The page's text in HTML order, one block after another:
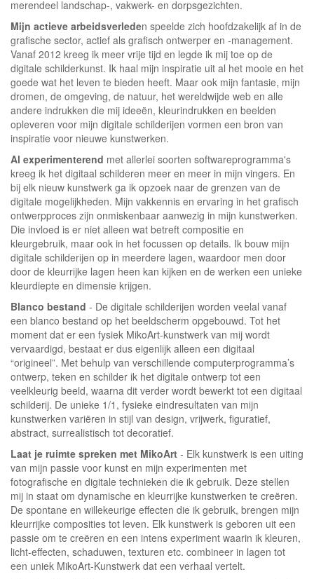
merendeel landschap-, vakwerk- en dorpsgezichten.
Mijn actieve arbeidsverleden speelde zich hoofdzakelijk af in de
grafische sector, actief als grafisch ontwerper en -management.
Vanaf 2012 kreeg ik meer vrije tijd en legde ik mij toe op de
digitale schilderkunst. Ik haal mijn inspiratie uit al het mooie en het
goede wat het leven te bieden heeft. Maar ook mijn fantasie, mijn
dromen, de omgeving, de natuur, het wereldwijde web en alle
andere indrukken die mij ideeën, kleurindrukken en beelden
opleveren voor mijn digitale schilderijen vormen een bron van
inspiratie voor nieuwe kunstwerken.
Al experimenterend met allerlei soorten softwareprogramma's
kreeg ik het digitaal schilderen meer en meer in mijn vingers. En
bij elk nieuw kunstwerk ga ik opzoek naar de grenzen van de
digitale mogelijkheden. Mijn vakkennis en ervaring in het grafisch
ontwerpproces zijn onmiskenbaar aanwezig in mijn kunstwerken.
Die invloed is er niet alleen wat betreft compositie en
kleurgebruik, maar ook in het focussen op details. Ik bouw mijn
digitale schilderijen op in meerdere lagen, waardoor men door
door de kleurrijke lagen heen kan kijken en de werken een unieke
kleurdiepte en dimensie krijgen.
Blanco bestand - De digitale schilderijen worden veelal vanaf
een blanco bestand op het beeldscherm opgebouwd. Tot het
moment dat er een fysiek MikoArt-kunstwerk van mij wordt
vervaardigd, bestaat er dus eigenlijk alleen een digitaal
“origineel”. Met behulp van verschillende computerprogramma’s
ontwerp, teken en schilder ik het digitale ontwerp tot een
veelkleurig beeld, waarna dit verder wordt bewerkt tot een digitaal
schilderij. De unieke 1/1, fysieke eindresultaten van mijn
kunstwerken variëren in stijl van design, vrijwerk, figuratief,
abstract, surrealistisch tot decoratief.
Laat je ruimte spreken met MikoArt - Elk kunstwerk is een uiting
van mijn passie voor kunst en mijn experimenten met
fotografische en digitale technieken die ik gebruik. Deze stellen
mij in staat om dynamische en kleurrijke kunstwerken te creëren.
De spontane en willekeurige effecten die ik gebruik, brengen mijn
kleurrijke composities tot leven. Elk kunstwerk is geboren uit een
passie om te creëren en een intens experiment waarin ik kleuren,
licht-effecten, schaduwen, texturen etc. combineer in lagen tot
een uniek MikoArt-Kunstwerk dat een verhaal vertelt.